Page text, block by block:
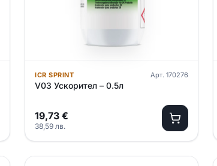
ICR SPRINT Арт. 170276
V03 Ускорител – 0.5л
19,73 €
38,59 лв.